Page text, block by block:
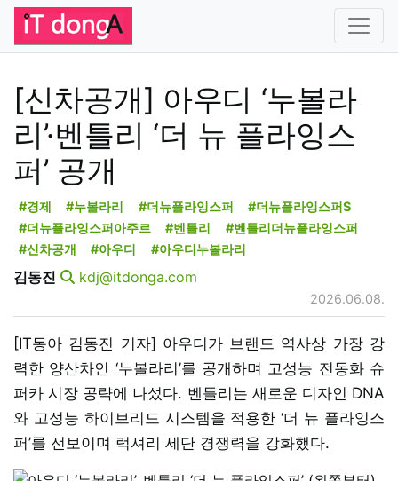
[신차공개] 아우디 ‘누볼라
리’·벤틀리 ‘더 뉴 플라잉스
퍼’ 공개
#경제 #누볼라리 #더뉴플라잉스퍼
#더뉴플라잉스퍼S
#더뉴플라잉스퍼아주르
#벤틀리
#벤틀리더뉴플라잉스퍼
#신차공개
#아우디 #아우디누볼라리
김동진 kdj@itdonga.com
2026.06.08.
[IT동아 김동진 기자] 아우디가 브랜드 역사상 가장 강
력한 양산차인 ‘누볼라리’를 공개하며 고성능 전동화 슈
퍼카 시장 공략에 나섰다. 벤틀리는 새로운 디자인 DNA
와 고성능 하이브리드 시스템을 적용한 ‘더 뉴 플라잉스
퍼’를 선보이며 럭셔리 세단 경쟁력을 강화했다.